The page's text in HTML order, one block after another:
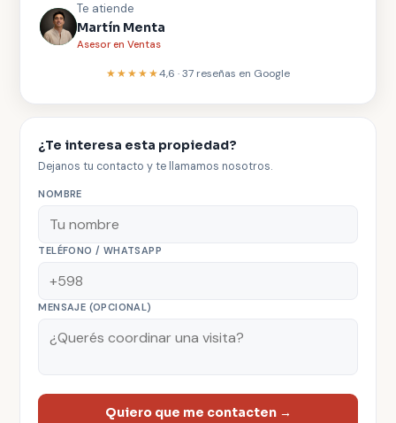
Te atiende
Martín Menta
Asesor en Ventas
★★★★★4,6 ·37 reseñas en Google
¿Te interesa esta propiedad?
Dejanos tu contacto y te llamamos nosotros.
NOMBRE
TELÉFONO / WHATSAPP
MENSAJE (OPCIONAL)
Quiero que me contacten →